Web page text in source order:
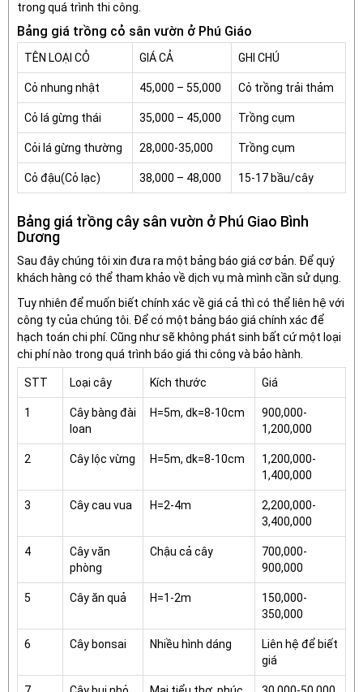
trong quá trình thi công.
Bảng giá trồng cỏ sân vườn ở Phú Giáo
TÊN LOẠI CỎ GIÁ CẢ GHI CHÚ
Cỏ nhung nhật 45,000 – 55,000 Cỏ trồng trải thảm
Cỏ lá gừng thái 35,000 – 45,000 Trồng cụm
Cỏi lá gừng thường 28,000-35,000 Trồng cụm
Cỏ đậu(Cỏ lạc) 38,000 – 48,000 15-17 bầu/cây
Bảng giá trồng cây sân vườn ở Phú Giao Bình
Dương
Sau đây chúng tôi xin đưa ra một bảng báo giá cơ bản. Để quý
khách hàng có thể tham khảo về dịch vụ mà mình cần sử dụng.
Tuy nhiên để muốn biết chính xác về giá cả thì có thể liên hệ với
công ty của chúng tôi. Để có một bảng báo giá chính xác để
hạch toán chi phí. Cũng như sẽ không phát sinh bất cứ một loại
chi phí nào trong quá trình báo giá thi công và bảo hành.
STT Loại cây Kích thước Giá
1
Cây bàng đài
loan
H=5m, dk=8-10cm
900,000-
1,200,000
2 Cây lộc vừng H=5m, dk=8-10cm
1,200,000-
1,400,000
3 Cây cau vua H=2-4m
2,200,000-
3,400,000
4
Cây văn
phòng
Chậu cả cây
700,000-
900,000
5 Cây ăn quả H=1-2m
150,000-
350,000
6 Cây bonsai Nhiều hình dáng
Liên hệ để biết
giá